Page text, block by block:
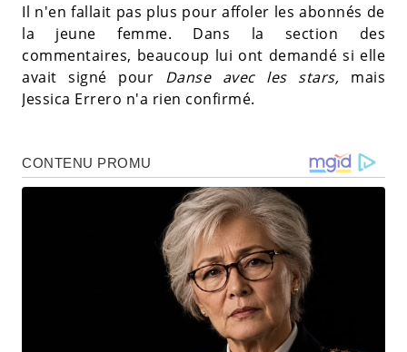
Il n'en fallait pas plus pour affoler les abonnés de
la jeune femme. Dans la section des
commentaires, beaucoup lui ont demandé si elle
avait signé pour Danse avec les stars, mais
Jessica Errero n'a rien confirmé.